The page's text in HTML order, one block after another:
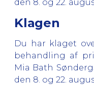
den 8. og 22.
Klagen
Du har klaget
behandling af
Mia Bath
den 8. og 22.